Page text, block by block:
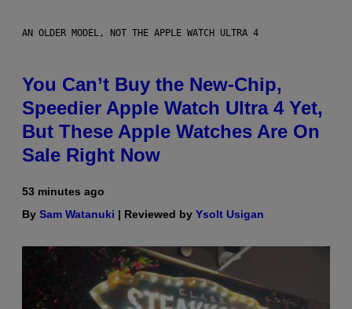
AN OLDER MODEL, NOT THE APPLE WATCH ULTRA 4
You Can’t Buy the New-Chip,
Speedier Apple Watch Ultra 4 Yet,
But These Apple Watches Are On
Sale Right Now
53 minutes ago
By Sam Watanuki | Reviewed by Ysolt Usigan